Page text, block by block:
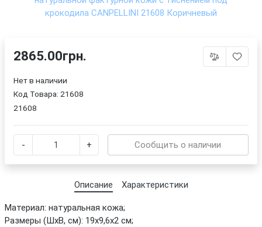
Описание Характеристики
Материал: натуральная кожа;
Размеры (ШхВ, см): 19х9,6х2 см;
2865.00грн.
Нет в наличии
Код Товара: 21608
21608
- + Сообщить о наличии